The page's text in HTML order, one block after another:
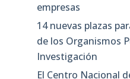
empresas
14 nuevas plazas
de los Organismos
Investigación
El Centro Nacional